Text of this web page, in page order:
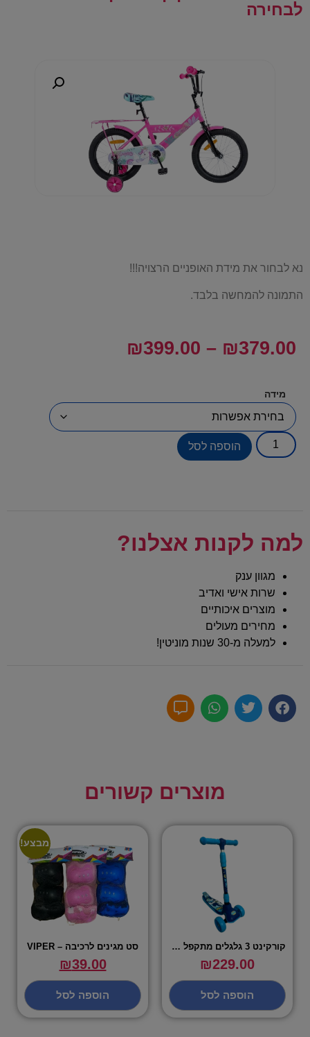
לבחירה
נא לבחור את מידת האופניים הרצויה!!!
התמונה להמחשה בלבד.
₪379.00
–
₪399.00
מידה
הוספה לסל
למה לקנות אצלנו?
מגוון ענק
שרות אישי ואדיב
מוצרים איכותיים
מחירים מעולים
למעלה מ-30 שנות מוניטין!
מוצרים קשורים
קורקינט 3 גלגלים מתקפל פרימיום – באטמן
₪229.00
הוספה לסל
מבצע!
סט מגינים לרכיבה – VIPER
₪39.00
הוספה לסל